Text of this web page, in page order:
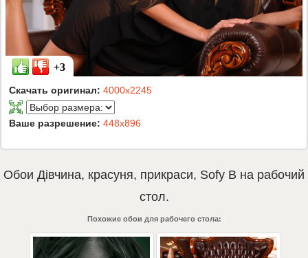
+3
Скачать оригинал: 4000x2245
Ваше разрешение: 448x896
Обои Дівчина, красуня, прикраси, Sofy B на рабочий
стол.
Похожие обои для рабочего стола: